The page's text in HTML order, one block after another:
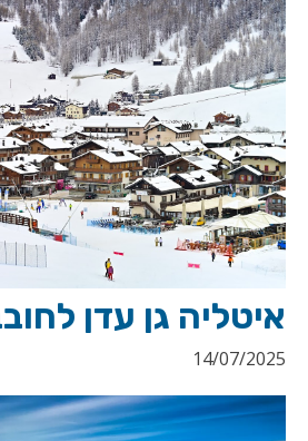
איטליה גן עדן
14/07/2025